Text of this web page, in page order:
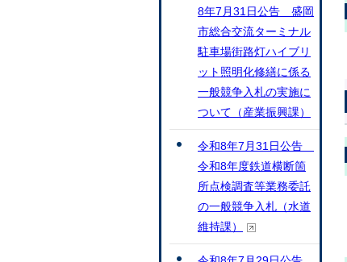
8年7月31日公告 盛岡
市総合交流ターミナル
駐車場街路灯ハイブリ
ット照明化修繕に係る
一般競争入札の実施に
ついて（産業振興課）
令和8年7月31日公告
令和8年度鉄道横断箇
所点検調査等業務委託
の一般競争入札（水道
維持課）